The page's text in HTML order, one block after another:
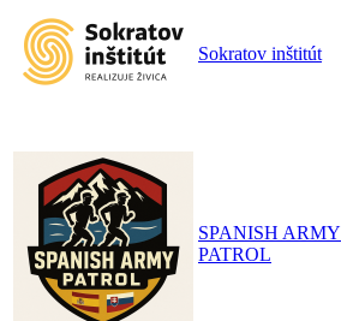
Sokratov inštitút
SPANISH ARMY
PATROL